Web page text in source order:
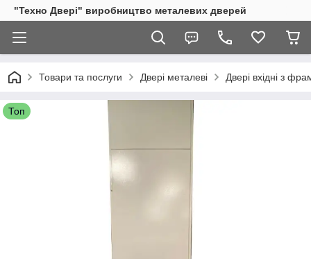
"Техно Двері" виробництво металевих дверей
Товари та послуги Двері металеві Двері вхідні з
Топ